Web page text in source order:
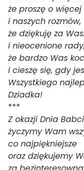
że proszę o
i naszych rozmów,
że dziękuję za
i nieocenione rady,
że bardzo Was
i cieszę się, gdy
Wszystkiego
Dziadka!
***
Z okazji Dnia
życzymy Wam
co najpiękniejsze
oraz dziękujemy